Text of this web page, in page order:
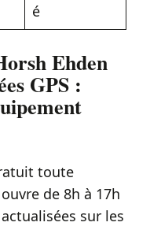
é
Ehden
GPS :
toute
ouvre de 8h à 17h
sur les